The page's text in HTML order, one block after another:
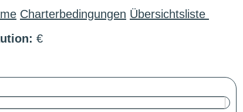
Charterbedingungen Übersichtsliste
€